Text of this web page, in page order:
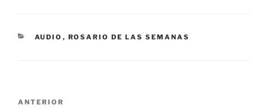
CATEGORÍAS
AUDIO , ROSARIO DE LAS SEMANAS
Entrada
ANTERIOR